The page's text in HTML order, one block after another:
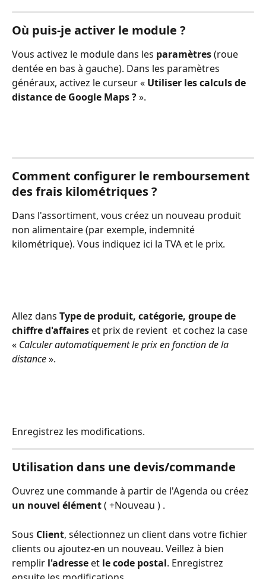
Où puis-je activer le module ?
Vous activez le module dans les paramètres (roue
dentée en bas à gauche). Dans les paramètres
généraux, activez le curseur « Utiliser les calculs de
distance de Google Maps ? ».
Comment configurer le remboursement
des frais kilométriques ?
Dans l'assortiment, vous créez un nouveau produit
non alimentaire (par exemple, indemnité
kilométrique). Vous indiquez ici la TVA et le prix.
Allez dans Type de produit, catégorie, groupe de
chiffre d'affaires et prix de revient  et cochez la case
« Calculer automatiquement le prix en fonction de la
distance ».
Enregistrez les modifications.
Utilisation dans une devis/commande
Ouvrez une commande à partir de l'Agenda ou créez
un nouvel élément ( +Nouveau ) .
Sous Client, sélectionnez un client dans votre fichier
clients ou ajoutez-en un nouveau. Veillez à bien
remplir l'adresse et le code postal. Enregistrez